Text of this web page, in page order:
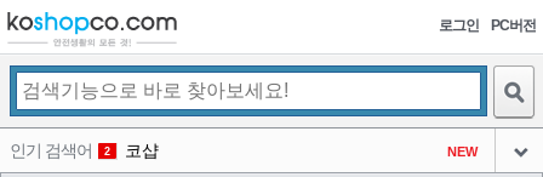
로그인 PC버전
인기 검색어 2 코샵 NEW